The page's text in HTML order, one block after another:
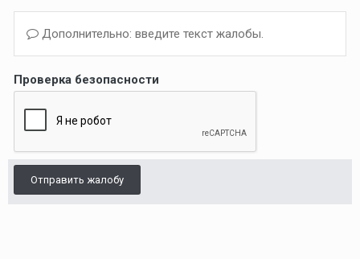
Дополнительно: введите текст жалобы.
Проверка безопасности
Отправить жалобу